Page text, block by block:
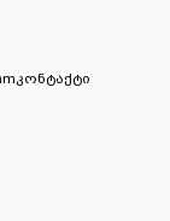
კონტაქტი